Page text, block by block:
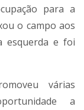
para a
o campo aos
esquerda e foi
várias
a